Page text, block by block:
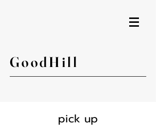
GoodHill
pick up